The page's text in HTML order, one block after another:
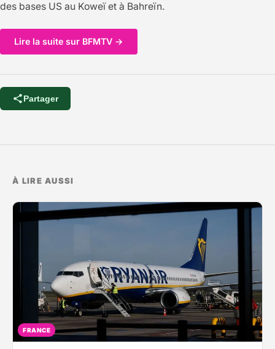
des bases US au Koweï et à Bahreïn.
Lire la suite sur BFMTV →
Partager
À LIRE AUSSI
FRANCE